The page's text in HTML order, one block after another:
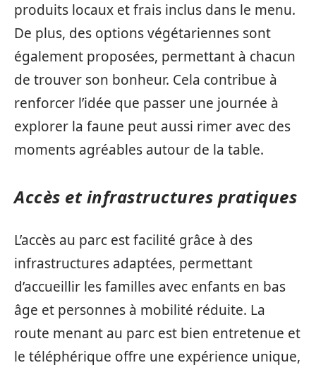
produits locaux et frais inclus dans le menu.
De plus, des options végétariennes sont
également proposées, permettant à chacun
de trouver son bonheur. Cela contribue à
renforcer l’idée que passer une journée à
explorer la faune peut aussi rimer avec des
moments agréables autour de la table.
Accès et infrastructures pratiques
L’accès au parc est facilité grâce à des
infrastructures adaptées, permettant
d’accueillir les familles avec enfants en bas
âge et personnes à mobilité réduite. La
route menant au parc est bien entretenue et
le téléphérique offre une expérience unique,